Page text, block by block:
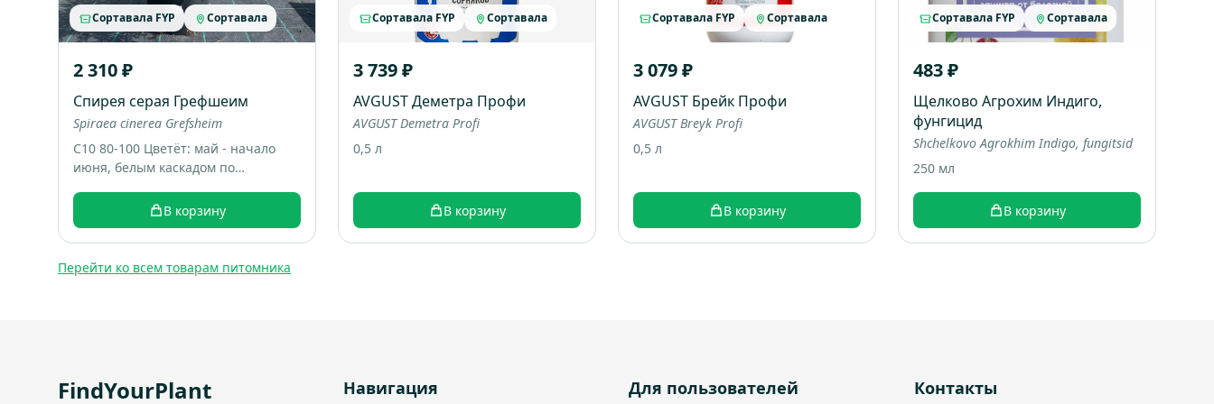
Сортавала FYP Сортавала
2 310 ₽
Спирея серая Грефшеим
Spiraea cinerea Grefsheim
С10 80-100 Цветёт: май - начало
июня, белым каскадом по
раскидистый куст, весной весь
покрывается белыми цветами,
выглядит как “белый фонтан”.
Итоговый размер: примерно 1,5-2
м высотой и шириной.
В корзину
Сортавала FYP Сортавала
3 739 ₽
AVGUST Деметра Профи
AVGUST Demetra Profi
0,5 л
В корзину
Сортавала FYP Сортавала
3 079 ₽
AVGUST Брейк Профи
AVGUST Breyk Profi
0,5 л
В корзину
Сортавала FYP Сортавала
483 ₽
Щелково Агрохим Индиго,
фунгицид
Shchelkovo Agrokhim Indigo, fungitsid
250 мл
В корзину
Перейти ко всем товарам питомника
FindYourPlant Навигация Для пользователей Контакты